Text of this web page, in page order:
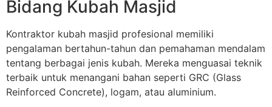
Bidang Kubah Masjid
Kontraktor kubah masjid profesional memiliki
pengalaman bertahun-tahun dan pemahaman mendalam
tentang berbagai jenis kubah. Mereka menguasai teknik
terbaik untuk menangani bahan seperti GRC (Glass
Reinforced Concrete), logam, atau aluminium.